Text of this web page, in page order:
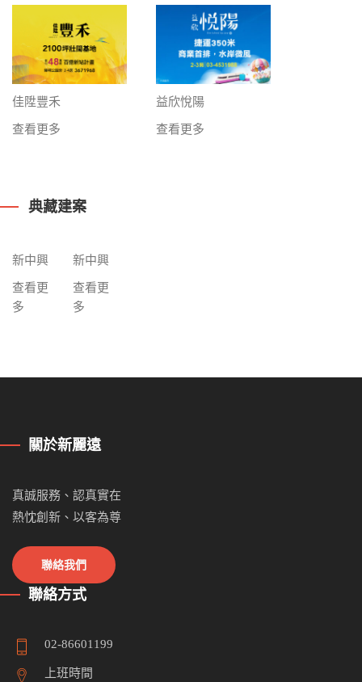
佳陞豐禾
查看更多
益欣悅陽
查看更多
典藏建案
新中興
查看更
多
新中興
查看更
多
關於新麗遠
真誠服務、認真實在
熱忱創新、以客為尊
聯絡我們
聯絡方式
02-86601199
上班時間